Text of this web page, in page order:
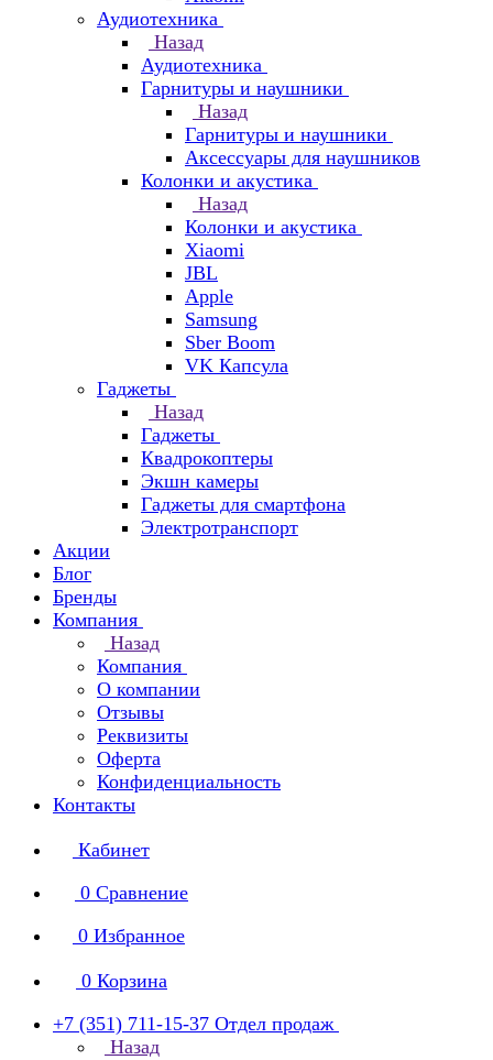
Аудиотехника
Назад
Аудиотехника
Гарнитуры и наушники
Назад
Гарнитуры и наушники
Аксессуары для наушников
Колонки и акустика
Назад
Колонки и акустика
Xiaomi
JBL
Apple
Samsung
Sber Boom
VK Капсула
Гаджеты
Назад
Гаджеты
Квадрокоптеры
Экшн камеры
Гаджеты для смартфона
Электротранспорт
Акции
Блог
Бренды
Компания
Назад
Компания
О компании
Отзывы
Реквизиты
Оферта
Конфиденциальность
Контакты
Кабинет
0 Сравнение
0 Избранное
0 Корзина
+7 (351) 711-15-37 Отдел продаж
Назад